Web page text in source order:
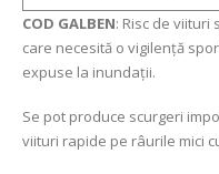
COD GALBEN: Risc de viituri
care necesită o vigilență
expuse la inundații.
Se pot produce scurgeri
viituri rapide pe râurile mici